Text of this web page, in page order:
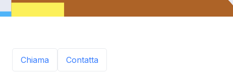
Chiama Contatta